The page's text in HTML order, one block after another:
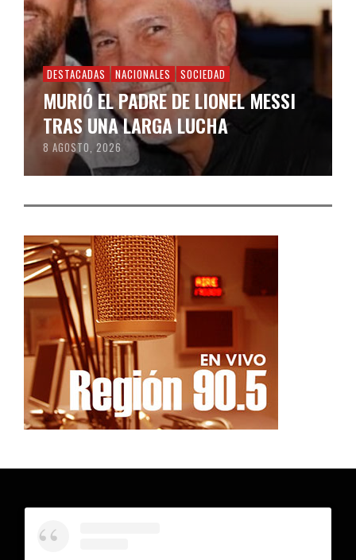
DESTACADAS NACIONALES SOCIEDAD
MURIÓ EL PADRE DE LIONEL MESSI
TRAS UNA LARGA LUCHA
8 AGOSTO, 2026